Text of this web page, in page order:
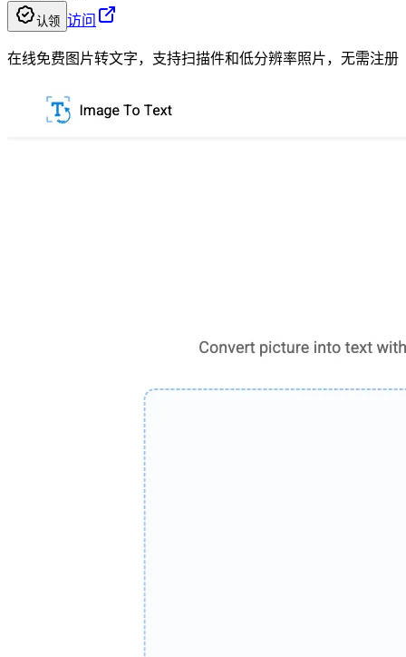
认领 访问
在线免费图片转文字，支持扫描件和低分辨率照片，无需注册